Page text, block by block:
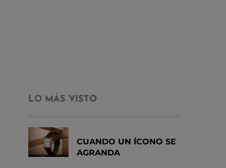
LO MÁS VISTO
CUANDO UN ÍCONO SE
AGRANDA